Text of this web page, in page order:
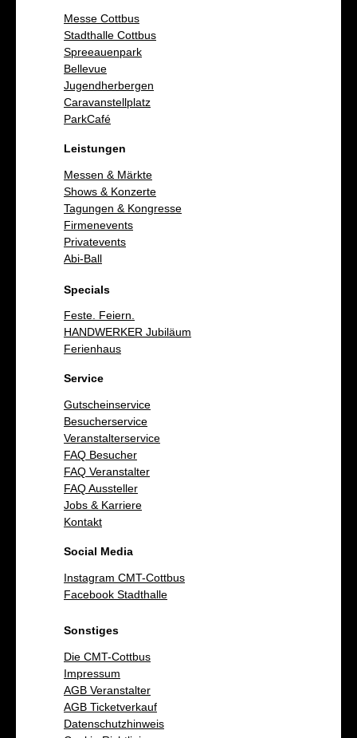
Messe Cottbus
Stadthalle Cottbus
Spreeauenpark
Bellevue
Jugendherbergen
Caravanstellplatz
ParkCafé
Leistungen
Messen & Märkte
Shows & Konzerte
Tagungen & Kongresse
Firmenevents
Privatevents
Abi-Ball
Specials
Feste. Feiern.
HANDWERKER Jubiläum
Ferienhaus
Service
Gutscheinservice
Besucherservice
Veranstalterservice
FAQ Besucher
FAQ Veranstalter
FAQ Aussteller
Jobs & Karriere
Kontakt
Social Media
Instagram CMT-Cottbus
Facebook Stadthalle
Sonstiges
Die CMT-Cottbus
Impressum
AGB Veranstalter
AGB Ticketverkauf
Datenschutzhinweis